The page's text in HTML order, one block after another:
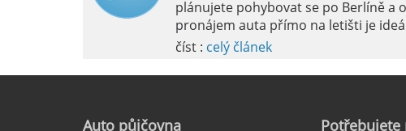
plánujete pohybovat se po Berlíně a
pronájem auta přímo na letišti je
číst : celý článek
Letiště Marseille, oficiálně známé
Auto půjčovna Potřebujete